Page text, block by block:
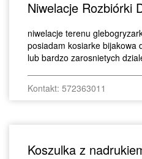
Niwelacje Rozbiórki
niwelacje terenu
posiadam kosiarke bijakowa
lub bardzo zarosnietych
Kontakt: 572363011
Koszulka z